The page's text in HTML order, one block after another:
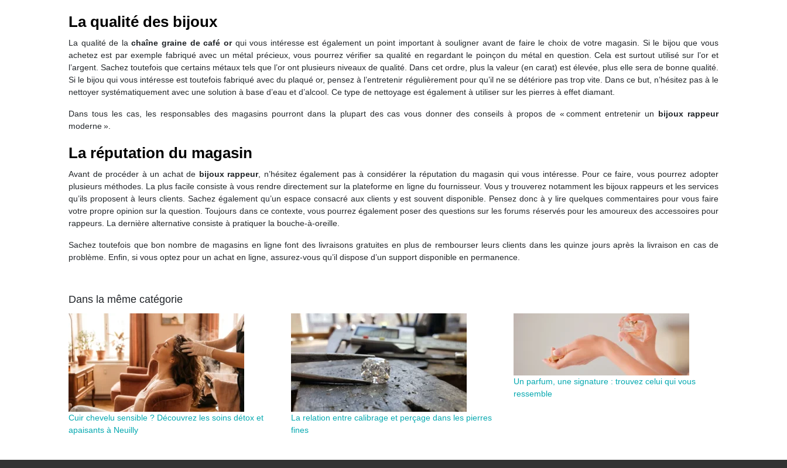
La qualité des bijoux
La qualité de lachaîne graine de café or qui vous intéresse est également un point important à souligner avant de faire le choix de votre magasin. Si le bijou que vous
achetez est par exemple fabriqué avec un métal précieux, vous pourrez vérifier sa qualité en regardant le poinçon du métal en question. Cela est surtout utilisé sur l’or et
l’argent. Sachez toutefois que certains métaux tels que l’or ont plusieurs niveaux de qualité. Dans cet ordre, plus la valeur (en carat) est élevée, plus elle sera de bonne qualité.
Si le bijou qui vous intéresse est toutefois fabriqué avec du plaqué or, pensez à l’entretenir régulièrement pour qu’il ne se détériore pas trop vite. Dans ce but, n’hésitez pas à le
nettoyer systématiquement avec une solution à base d’eau et d’alcool. Ce type de nettoyage est également à utiliser sur les pierres à effet diamant.
Dans tous les cas, les responsables des magasins pourront dans la plupart des cas vous donner des conseils à propos de « comment entretenir un bijoux rappeur
moderne ».
La réputation du magasin
Avant de procéder à un achat de bijoux rappeur, n’hésitez également pas à considérer la réputation du magasin qui vous intéresse. Pour ce faire, vous pourrez adopter
plusieurs méthodes. La plus facile consiste à vous rendre directement sur la plateforme en ligne du fournisseur. Vous y trouverez notamment les bijoux rappeurs et les services
qu’ils proposent à leurs clients. Sachez également qu’un espace consacré aux clients y est souvent disponible. Pensez donc à y lire quelques commentaires pour vous faire
votre propre opinion sur la question. Toujours dans ce contexte, vous pourrez également poser des questions sur les forums réservés pour les amoureux des accessoires pour
rappeurs. La dernière alternative consiste à pratiquer la bouche-à-oreille.
Sachez toutefois que bon nombre de magasins en ligne font des livraisons gratuites en plus de rembourser leurs clients dans les quinze jours après la livraison en cas de
problème. Enfin, si vous optez pour un achat en ligne, assurez-vous qu’il dispose d’un support disponible en permanence.
Dans la même catégorie
Cuir chevelu sensible ? Découvrez les soins détox et
apaisants à Neuilly
La relation entre calibrage et perçage dans les pierres
fines
Un parfum, une signature : trouvez celui qui vous
ressemble